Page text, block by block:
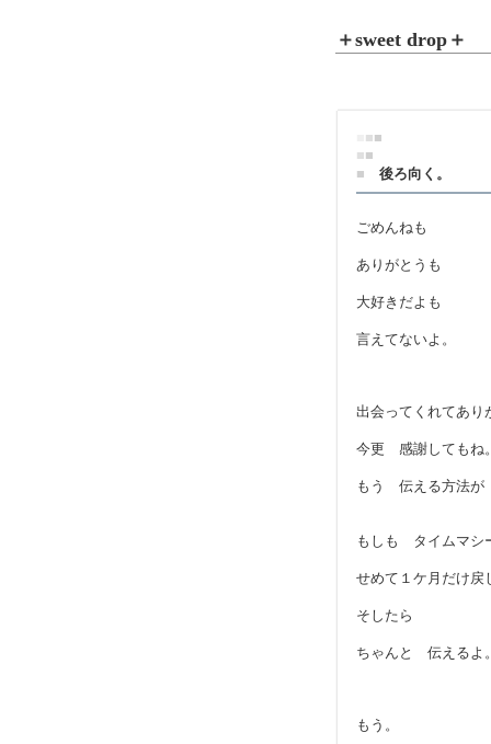
＋sweet drop＋
■■
■■
■
後ろ向く。
ごめんねも
ありがとうも
大好きだよも
言えてないよ。
出会ってくれてあり
今更 感謝してもね
もう 伝える方法
もしも タイムマシ
せめて１ケ月だけ戻
そしたら
ちゃんと 伝えるよ
もう。